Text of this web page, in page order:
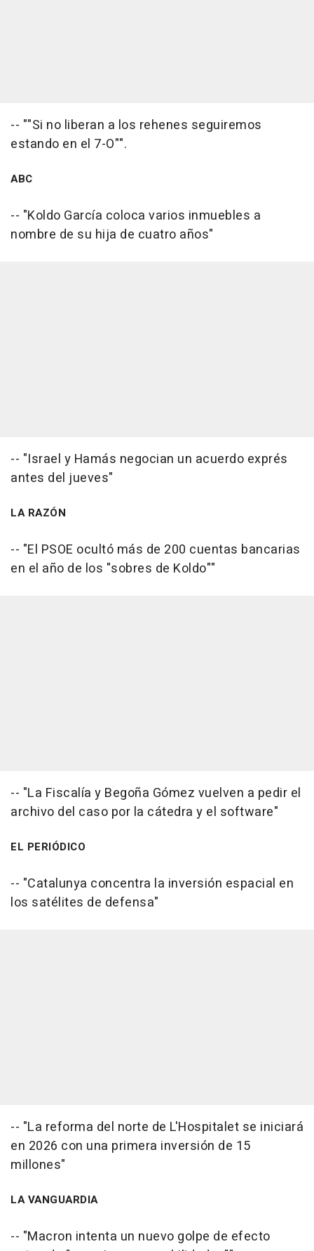
-- ""Si no liberan a los rehenes seguiremos
estando en el 7-O"".
ABC
-- "Koldo García coloca varios inmuebles a
nombre de su hija de cuatro años"
-- "Israel y Hamás negocian un acuerdo exprés
antes del jueves"
LA RAZÓN
-- "El PSOE ocultó más de 200 cuentas bancarias
en el año de los "sobres de Koldo""
-- "La Fiscalía y Begoña Gómez vuelven a pedir el
archivo del caso por la cátedra y el software"
EL PERIÓDICO
-- "Catalunya concentra la inversión espacial en
los satélites de defensa"
-- "La reforma del norte de L'Hospitalet se iniciará
en 2026 con una primera inversión de 15
millones"
LA VANGUARDIA
-- "Macron intenta un nuevo golpe de efecto